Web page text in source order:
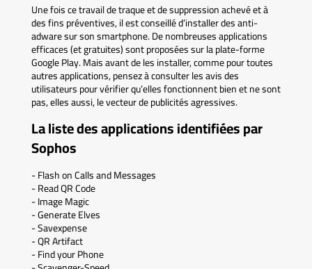
Une fois ce travail de traque et de suppression achevé et à
des fins préventives, il est conseillé d’installer des anti-
adware sur son smartphone. De nombreuses applications
efficaces (et gratuites) sont proposées sur la plate-forme
Google Play. Mais avant de les installer, comme pour toutes
autres applications, pensez à consulter les avis des
utilisateurs pour vérifier qu’elles fonctionnent bien et ne sont
pas, elles aussi, le vecteur de publicités agressives.
La liste des applications identifiées par
Sophos
- Flash on Calls and Messages
- Read QR Code
- Image Magic
- Generate Elves
- Savexpense
- QR Artifact
- Find your Phone